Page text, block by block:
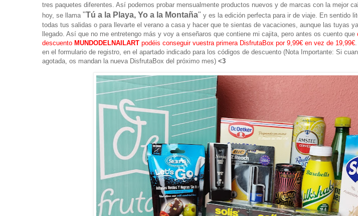
tres paquetes diferentes. Así podemos probar mensualmente productos nuevos y de marcas con la mejor
hoy, se llama "Tú a la Playa, Yo a la Montaña" y es la edición perfecta para ir de viaje. En sentido
todas tus salidas o para llevarte el verano a casa y hacer que te sientas de vacaciones, aunque las tuyas
llegado. Así que no me entretengo más y voy a enseñaros que contiene mi cajita, pero antes os cuento que
descuento MUNDODELNAILART podéis conseguir vuestra primera DisfrutaBox por 9,99€ en vez de 19,99€
en el formulario de registro, en el apartado indicado para los códigos de descuento (Nota Importante: Si
agotada, os mandan la nueva DisfrutaBox del próximo mes) <3